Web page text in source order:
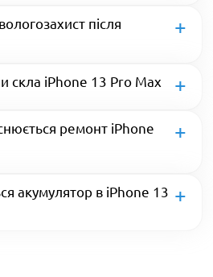
після
скла iPhone 13 Pro Max
ремонт iPhone
акумулятор в iPhone 13